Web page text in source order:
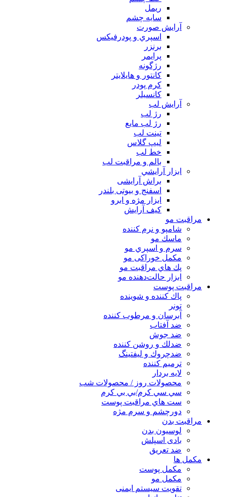
ريمل
سايه چشم
آرايش صورت
اسپري و پودرفيكس
برنزر
پرايمر
رژگونه
كانتور و هايلايتر
كرم پودر
كانسيلر
آرايش لب
رژ لب
رژ لب مایع
تینت لب
لیپ گلاس
خط لب
بالم و مراقبت لب
ابزار آرايشي
براش آرایشی
اسفنج و بیوتی بلندر
ابزار مژه و ابرو
کیف آرایش
مراقبت مو
شامپو و نرم كننده
ماسك مو
سرم و اسپري مو
مكمل خوراكی مو
پك هاي مراقبت مو
ابزار حالت‌دهنده مو
مراقبت پوست
پاك كننده و شوينده
تونر
آبرسان و مرطوب كننده
ضد آفتاب
ضد جوش
ضدلك و روشن كننده
ضدچروك و ليفتينگ
ترميم كننده
لايه بردار
محصولات روز / محصولات شب
سي سي كرم/بي بي كرم
ست هاي مراقبت پوست
دورچشم و سرم مژه
مراقبت بدن
لوسیون بدن
بادی اسپلش
ضد تعریق
مكمل ها
مکمل پوست
مکمل مو
تقویت سیستم ایمنی